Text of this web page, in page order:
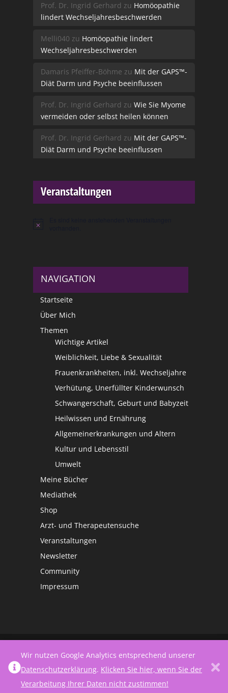
Prof. Dr. Ingrid Gerhard zu Homöopathie
lindert Wechseljahresbeschwerden
Melli040 zu Homöopathie lindert
Wechseljahresbeschwerden
Damaris Pfeiffer-Böhme zu Mit der GAPS™-
Diät Darm und Psyche beeinflussen
Prof. Dr. Ingrid Gerhard zu Wie Sie Myome
vermeiden oder selbst heilen können
Prof. Dr. Ingrid Gerhard zu Mit der GAPS™-
Diät Darm und Psyche beeinflussen
Veranstaltungen
Hinweis
NAVIGATION
Startseite
Über Mich
Themen
Wichtige Artikel
Weiblichkeit, Liebe & Sexualität
Frauenkrankheiten, inkl. Wechseljahre
Verhütung, Unerfüllter Kinderwunsch
Schwangerschaft, Geburt und Babyzeit
Heilwissen und Ernährung
Allgemeinerkrankungen und Altern
Kultur und Lebensstil
Umwelt
Meine Bücher
Mediathek
Shop
Arzt- und Therapeutensuche
Veranstaltungen
Newsletter
Community
Impressum
Wir nutzen Google Analytics entsprechend unserer
Datenschutzerklärung. Klicken Sie hier, wenn Sie der
Verarbeitung Ihrer Daten nicht zustimmen!